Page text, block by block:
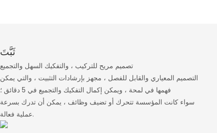
ثَبَّتَ
تصميم مريح للتركيب ، والتفكيك السهل والتجميع
التصميم المعياري والقابل للفصل ، مجهز بإرشادات التثبيت ، والتي يمكن
فهمها في لمحة ، ويمكن إكمال التفكيك والتجميع في 5 دقائق ؛
سواء كانت المؤسسة تتحرك أو تضيف وظائف ، يمكن أن تدرك بسرعة
عملية فعالة.